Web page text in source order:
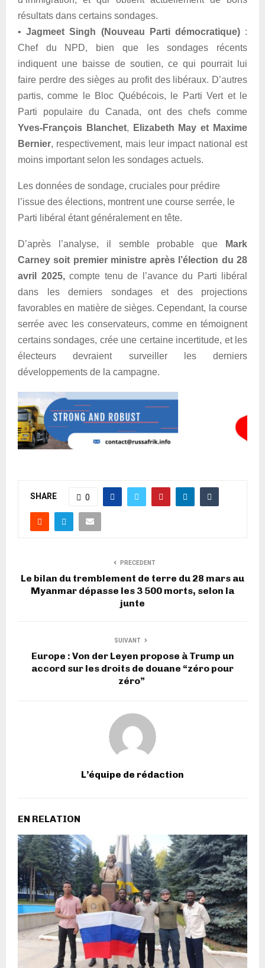
résultats dans certains sondages.
•Jagmeet Singh (Nouveau Parti démocratique):
Chef du NPD, bien que les sondages récents
indiquent une baisse de soutien, ce qui pourrait lui
faire perdre des sièges au profit des libéraux. D’autres
partis, comme le Bloc Québécois, le Parti Vert et le
Parti populaire du Canada, ont des chefs comme
Yves-François Blanchet,
Elizabeth May et Maxime
Bernier, respectivement, mais leur impact national est
moins important selon les sondages actuels.
Les données de sondage, cruciales pour prédire
l’issue des élections, montrent une course serrée, le
Parti libéral étant généralement en tête.
D’après l’analyse, il semble probable que
Mark
Carney soit premier ministre après l’élection du 28
avril 2025,compte tenu de l’avance du Parti libéral
dans les derniers sondages et des projections
favorables en matière de sièges. Cependant, la course
serrée avec les conservateurs, comme en témoignent
certains sondages, crée une certaine incertitude, et les
électeurs devraient surveiller les derniers
développements de la campagne.
SHARE 0
PRECEDENT
Le bilan du tremblement de terre du 28 mars au
Myanmar dépasse les 3 500 morts, selon la
junte
SUIVANT
Europe : Von der Leyen propose à Trump un
accord sur les droits de douane “zéro pour
zéro”
L’équipe de rédaction
EN RELATION